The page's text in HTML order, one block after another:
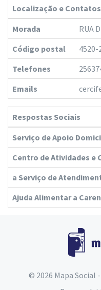
Localização e Contatos
Morada
RUA
Código postal
4520-
Telefones
Emails
Respostas Sociais
Serviço de Apoio
Centro de Atividades e
a Serviço de
Ajuda Alimentar a
© 2026 Mapa Social